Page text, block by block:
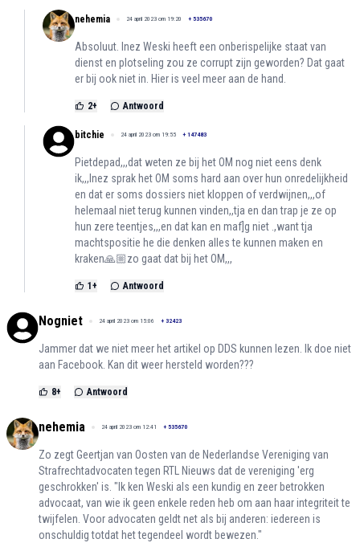
nehemia 24 april 2023 om 19:20 + 535670
Absoluut. Inez Weski heeft een onberispelijke staat van
dienst en plotseling zou ze corrupt zijn geworden? Dat gaat
er bij ook niet in. Hier is veel meer aan de hand.
2+ Antwoord
bitchie 24 april 2023 om 19:55 + 147483
Pietdepad,,,dat weten ze bij het OM nog niet eens denk
ik,,,Inez sprak het OM soms hard aan over hun onredelijkheid
en dat er soms dossiers niet kloppen of verdwijnen,,,of
helemaal niet terug kunnen vinden,,tja en dan trap je ze op
hun zere teentjes,,,en dat kan en maf]g niet .,want tja
machtspositie he die denken alles te kunnen maken en
kraken🙏🏼zo gaat dat bij het OM,,,
1 + Antwoord
Nogniet 24 april 2023 om 15:06 + 32423
Jammer dat we niet meer het artikel op DDS kunnen lezen. Ik doe niet
aan Facebook. Kan dit weer hersteld worden???
8+ Antwoord
nehemia 24 april 2023 om 12:41 + 535670
Zo zegt Geertjan van Oosten van de Nederlandse Vereniging van
Strafrechtadvocaten tegen RTL Nieuws dat de vereniging 'erg
geschrokken' is. "Ik ken Weski als een kundig en zeer betrokken
advocaat, van wie ik geen enkele reden heb om aan haar integriteit te
twijfelen. Voor advocaten geldt net als bij anderen: iedereen is
onschuldig totdat het tegendeel wordt bewezen."